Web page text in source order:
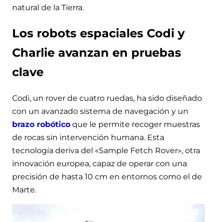
natural de la Tierra.
Los robots espaciales Codi y
Charlie avanzan en pruebas
clave
Codi, un rover de cuatro ruedas, ha sido diseñado
con un avanzado sistema de navegación y un
brazo robótico que le permite recoger muestras
de rocas sin intervención humana. Esta
tecnología deriva del «Sample Fetch Rover», otra
innovación europea, capaz de operar con una
precisión de hasta 10 cm en entornos como el de
Marte.